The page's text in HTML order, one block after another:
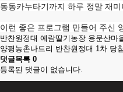
동동카누타기까지 하루 정말 재
이런 좋은 프로그램 만들어 주신
반찬원정대 예람딸기농장 용문산마
양평농촌나드리 반찬원정대 1차 당
댓글목록 0
등록된 댓글이 없습니다.